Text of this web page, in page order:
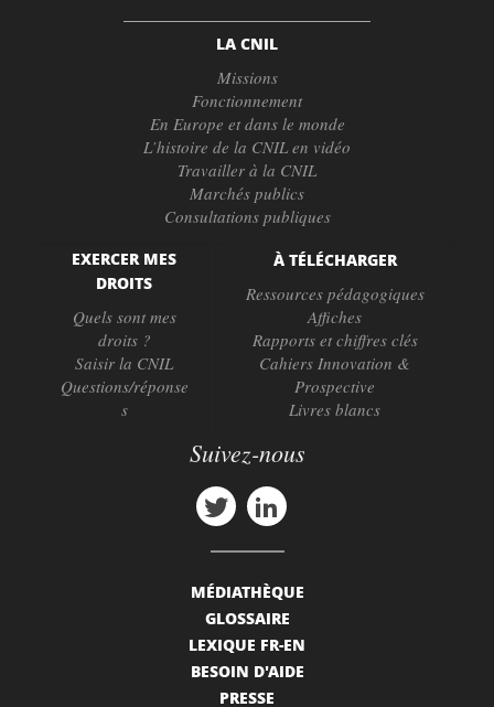
LA CNIL
Missions
Fonctionnement
En Europe et dans le monde
L’histoire de la CNIL en vidéo
Travailler à la CNIL
Marchés publics
Consultations publiques
EXERCER MES
DROITS
Quels sont mes
droits ?
Saisir la CNIL
Questions/réponse
s
À TÉLÉCHARGER
Ressources pédagogiques
Affiches
Rapports et chiffres clés
Cahiers Innovation &
Prospective
Livres blancs
Suivez-nous
MÉDIATHÈQUE
GLOSSAIRE
LEXIQUE FR-EN
BESOIN D'AIDE
PRESSE